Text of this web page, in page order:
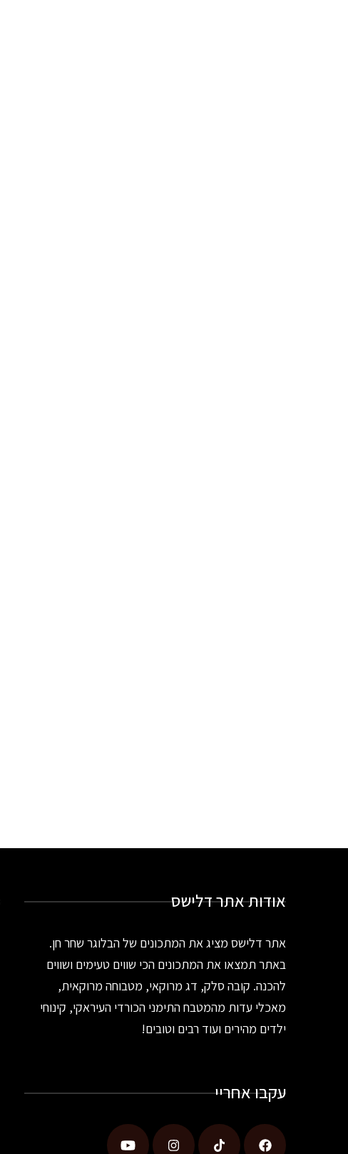
אודות אתר דלישס
אתר דלישס מציג את המתכונים של הבלוגר שחר חן.
באתר תמצאו את המתכונים הכי שווים טעימים ושווים
להכנה. קובה סלק, דג מרוקאי, מטבוחה מרוקאית,
מאכלי עדות מהמטבח התימני הכורדי העיראקי, קינוחי
ילדים מהירים ועוד רבים וטובים!
עקבו אחריי